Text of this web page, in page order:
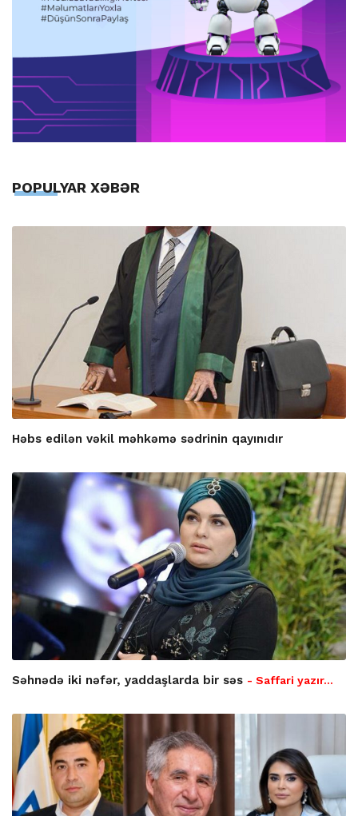
POPULYAR XƏBƏR
Həbs edilən vəkil məhkəmə sədrinin qayınıdır
Səhnədə iki nəfər, yaddaşlarda bir səs - Saffari yazır…